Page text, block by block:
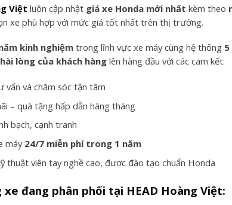
Việt luôn cập nhật giá xe Honda mới nhất kèm theo
xe phù hợp với mức giá tốt nhất trên thị trường.
kinh nghiệm trong lĩnh vực xe máy cùng hệ thống
lòng của khách hàng lên hàng đầu với các cam kết:
vấn và chăm sóc tận tâm
– quà tặng hấp dẫn hàng tháng
bạch, cạnh tranh
máy 24/7 miễn phí trong 1 năm
thuật viên tay nghề cao, được đào tạo chuẩn Honda
xe đang phân phối tại HEAD Hoàng Việt: